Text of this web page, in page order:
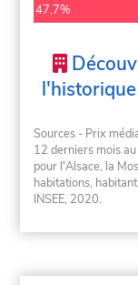
47,7%
Sources - Prix
12 derniers mois
pour l'Alsace, la
habitations,
INSEE, 2020.